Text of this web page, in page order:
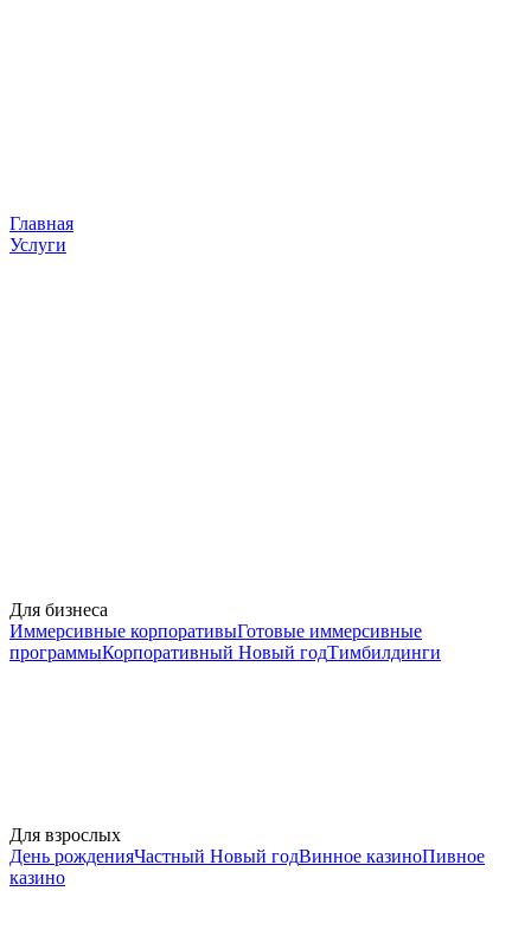
Главная
Услуги
Для бизнеса
Иммерсивные корпоративыГотовые иммерсивные
программыКорпоративный Новый годТимбилдинги
Для взрослых
День рожденияЧастный Новый годВинное казиноПивное
казино